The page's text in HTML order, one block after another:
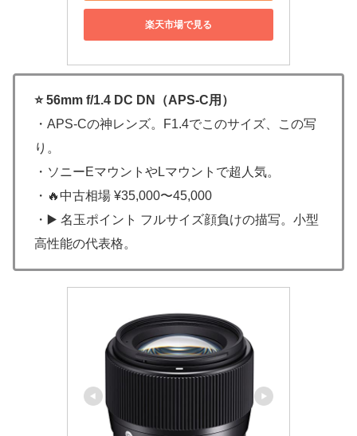
楽天市場で見る
⭐ 56mm f/1.4 DC DN（APS-C用）
・APS-Cの神レンズ。F1.4でこのサイズ、この写
り。
・ソニーEマウントやLマウントで超人気。
・🔥中古相場 ¥35,000〜45,000
・▶️ 名玉ポイント フルサイズ顔負けの描写。小型
高性能の代表格。